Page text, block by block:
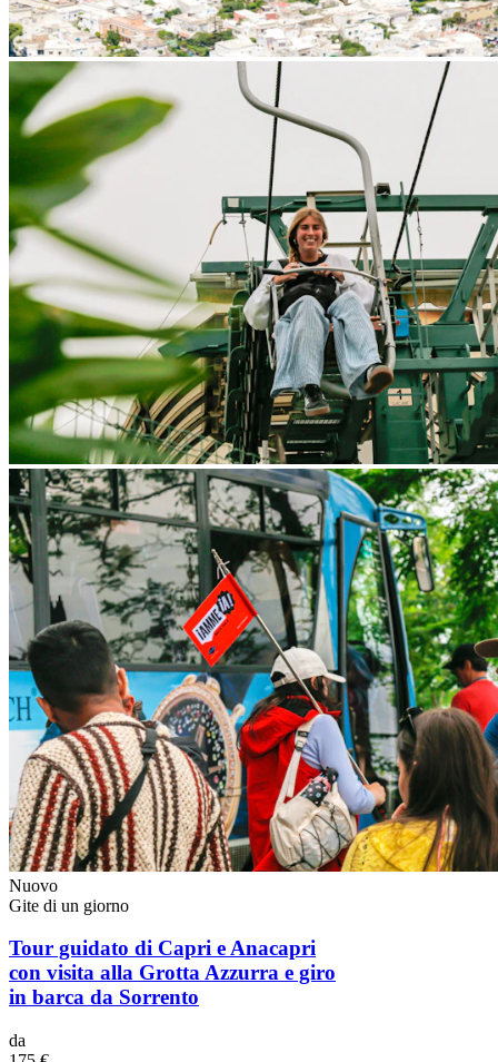
Nuovo
Gite di un giorno
Tour guidato di Capri e Anacapri
con visita alla Grotta Azzurra e giro
in barca da Sorrento
da